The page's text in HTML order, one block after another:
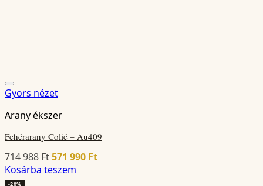
Gyors nézet
Arany ékszer
Fehérarany Colié – Au409
714 988FtOriginal
price
571 990 FtCurrent
Kosárba teszem
-20%